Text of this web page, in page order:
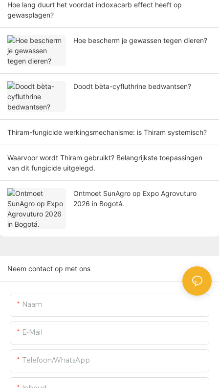
Hoe lang duurt het voordat indoxacarb effect heeft op
gewasplagen?
Hoe bescherm je gewassen tegen dieren?
Doodt bèta-cyfluthrine bedwantsen?
Thiram-fungicide werkingsmechanisme: is Thiram systemisch?
Waarvoor wordt Thiram gebruikt? Belangrijkste toepassingen
van dit fungicide uitgelegd.
Ontmoet SunAgro op Expo Agrovuturo
2026 in Bogotá.
Neem contact op met ons
Naam
E-Mail
Telefoon/WhatsApp